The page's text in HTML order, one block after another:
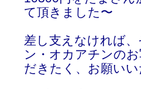
て頂きました〜
差し支えなければ
ン・オカアチンの
だきたく、お願い